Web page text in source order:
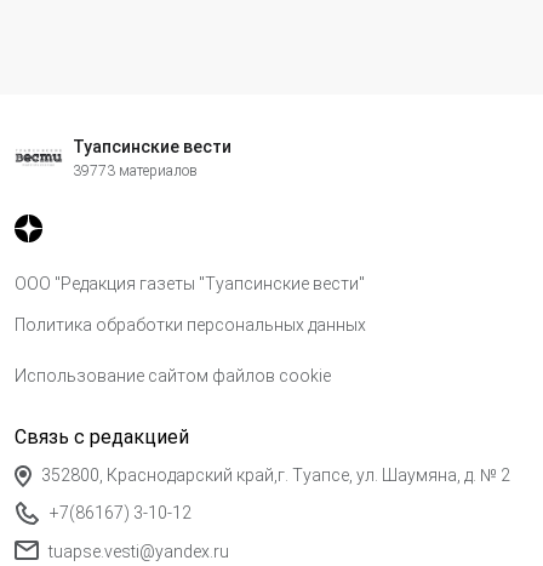
Туапсинские вести
39773 материалов
ООО "Редакция газеты "Туапсинские вести"
Политика обработки персональных данных
Использование сайтом файлов cookie
Связь с редакцией
352800, Краснодарский край,г. Туапсе, ул. Шаумяна, д. № 2
+7(86167) 3-10-12
tuapse.vesti@yandex.ru